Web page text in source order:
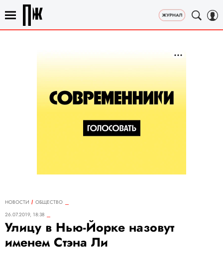
НОВОСТИ
ОБЩЕСТВО
26.07.2019, 18:38
Улицу в Нью-Йорке назовут
именем Стэна Ли